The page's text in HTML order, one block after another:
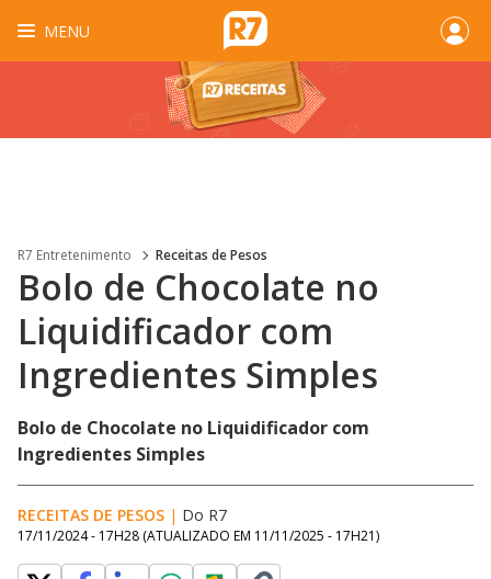
MENU
R7 Entretenimento Receitas de Pesos
Bolo de Chocolate no
Liquidificador com
Ingredientes Simples
Bolo de Chocolate no Liquidificador com
Ingredientes Simples
RECEITAS DE PESOS | Do R7
17/11/2024 - 17H28 (ATUALIZADO EM 11/11/2025 - 17H21)